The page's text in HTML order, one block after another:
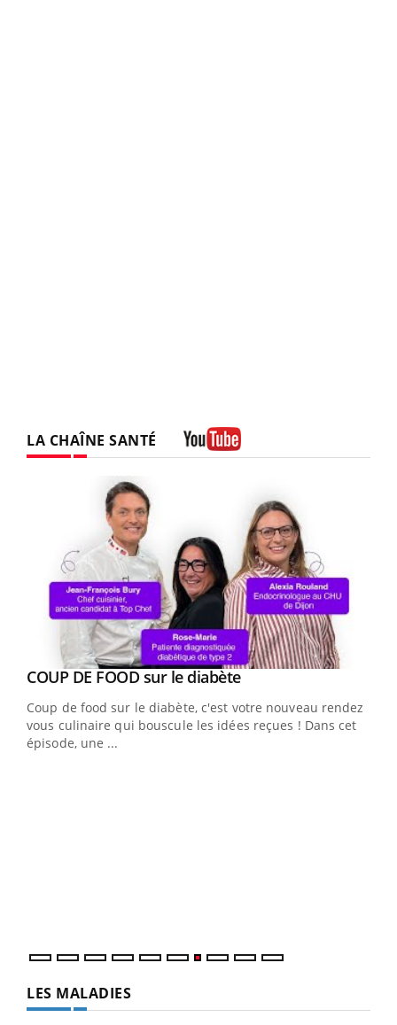
LA CHAÎNE SANTÉ
Youtube
COUP DE FOOD sur le diabèteYoutube
Coup de food sur le diabète, c'est votre nouveau rendez-
vous culinaire qui bouscule les idées reçues ! Dans cet
épisode, une ...
LES MALADIES